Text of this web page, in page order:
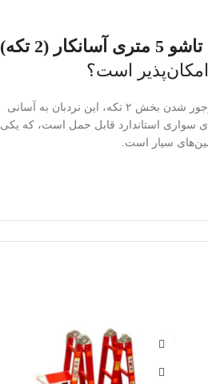
(2 تکه)
است؟
بله، به دلیل ساختار تاشو و جمع‌وجور شدن بخش ۲ تکه، این نردبان به آسانی
سواری استاندارد قابل حمل است، که یکی
سیار است.